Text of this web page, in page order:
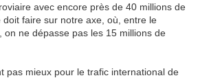
avec encore près de 40 millions de
faire sur notre axe, où, entre le
on ne dépasse pas les 15 millions de
pas mieux pour le trafic international de